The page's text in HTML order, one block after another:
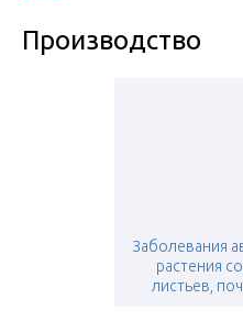
Производство
Заболевания
растения
листьев,